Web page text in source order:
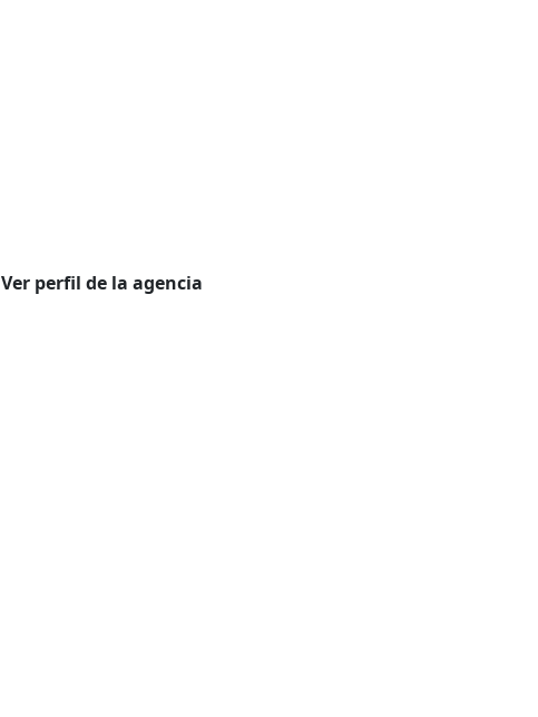
Ver perfil de la agencia